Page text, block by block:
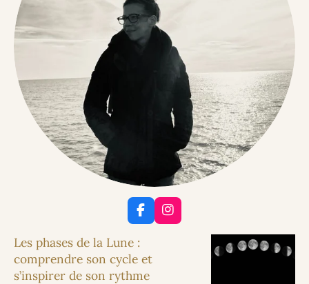
F
b
o
I
Les phases de la Lune :
comprendre son cycle et
s’inspirer de son rythme